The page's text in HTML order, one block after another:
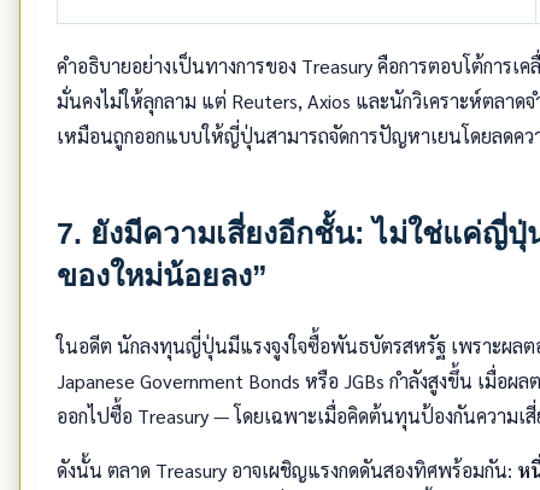
คำอธิบายอย่างเป็นทางการของ Treasury คือการตอบโต้การ
มั่นคงไม่ให้ลุกลาม แต่ Reuters, Axios และนักวิเคราะห์ตลา
เหมือนถูกออกแบบให้ญี่ปุ่นสามารถจัดการปัญหาเยนโดยลดคว
7. ยังมีความเสี่ยงอีกชั้น: ไม่ใช่แค่ญี่
ของใหม่น้อยลง”
ในอดีต นักลงทุนญี่ปุ่นมีแรงจูงใจซื้อพันธบัตรสหรัฐ เพราะผ
Japanese Government Bonds หรือ JGBs กำลังสูงขึ้น เมื่อ
ออกไปซื้อ Treasury — โดยเฉพาะเมื่อคิดต้นทุนป้องกันความเสี่
ดังนั้น ตลาด Treasury อาจเผชิญแรงกดดันสองทิศพร้อมกัน: ห